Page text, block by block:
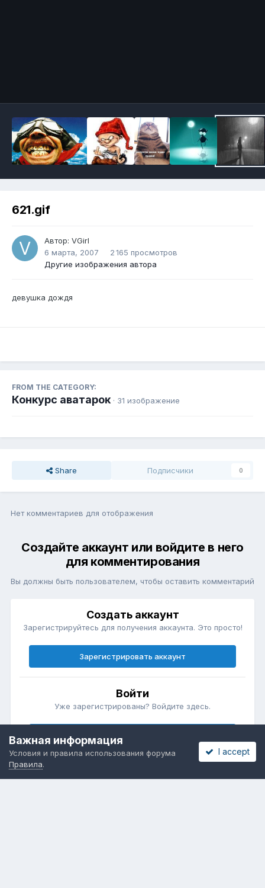
621.gif
Автор: VGirl
6 марта, 2007
2 165 просмотров
Другие изображения автора
девушка дождя
FROM THE CATEGORY:
Конкурс аватарок · 31 изображение
Share Подписчики 0
Нет комментариев для отображения
Создайте аккаунт или войдите в него
для комментирования
Вы должны быть пользователем, чтобы оставить комментарий
Создать аккаунт
Зарегистрируйтесь для получения аккаунта. Это просто!
Зарегистрировать аккаунт
Войти
Уже зарегистрированы? Войдите здесь.
Важная информация
Условия и правила использования форума
Правила.
I accept